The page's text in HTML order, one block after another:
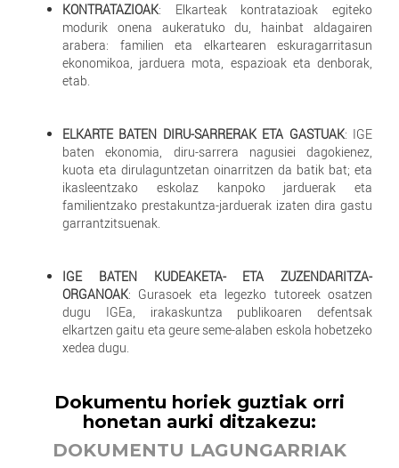
KONTRATAZIOAK: Elkarteak kontratazioak egiteko
modurik onena aukeratuko du, hainbat aldagairen
arabera: familien eta elkartearen eskuragarritasun
ekonomikoa, jarduera mota, espazioak eta denborak,
etab.
ELKARTE BATEN DIRU-SARRERAK ETA GASTUAK: IGE
baten ekonomia, diru-sarrera nagusiei dagokienez,
kuota eta dirulaguntzetan oinarritzen da batik bat; eta
ikasleentzako eskolaz kanpoko jarduerak eta
familientzako prestakuntza-jarduerak izaten dira gastu
garrantzitsuenak.
IGE BATEN KUDEAKETA- ETA ZUZENDARITZA-
ORGANOAK: Gurasoek eta legezko tutoreek osatzen
dugu IGEa, irakaskuntza publikoaren defentsak
elkartzen gaitu eta geure seme-alaben eskola hobetzeko
xedea dugu.
Dokumentu horiek guztiak orri
honetan aurki ditzakezu:
DOKUMENTU LAGUNGARRIAK